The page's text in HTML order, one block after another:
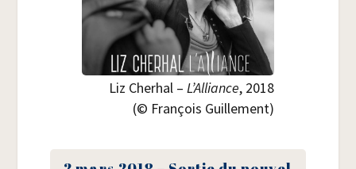
Liz Che­rhal – L’Alliance, 2018
(© Fran­çois Guillement)